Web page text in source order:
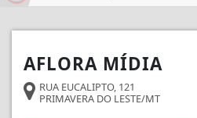
AFLORA MÍDIA
RUA EUCALIPTO, 121
PRIMAVERA DO LESTE/MT